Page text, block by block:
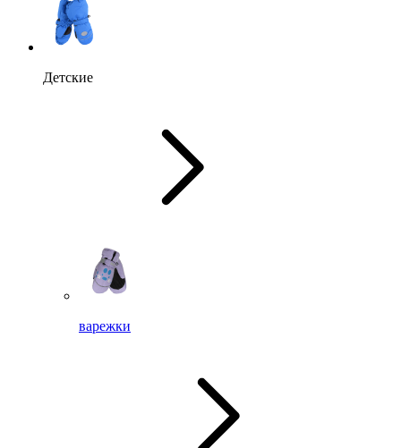
Детские
варежки